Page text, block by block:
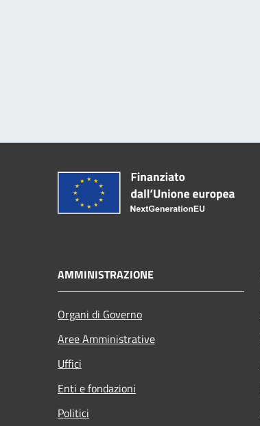
AMMINISTRAZIONE
Organi di Governo
Aree Amministrative
Uffici
Enti e fondazioni
Politici